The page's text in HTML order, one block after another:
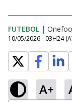
FUTEBOL |
10/05/2026 - 03H24
A+